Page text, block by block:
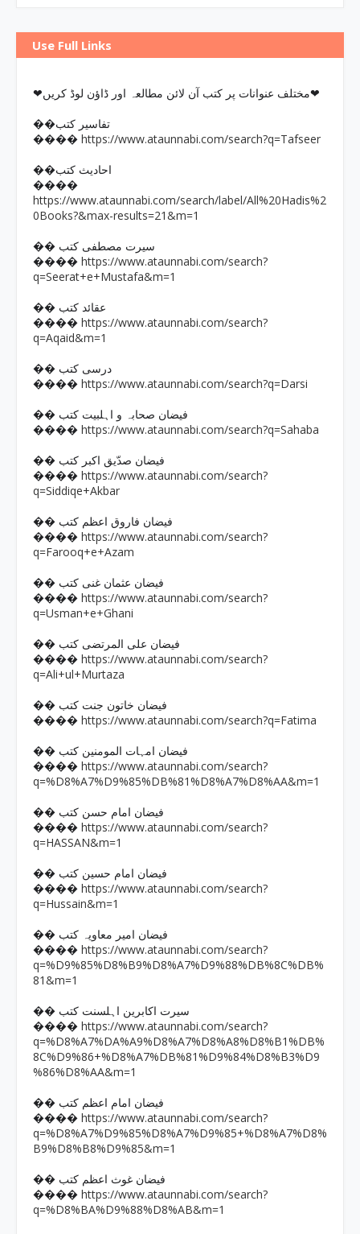
Use Full Links
❤مختلف عنوانات پر کتب آن لائن مطالعہ اور ڈاؤن لوڈ کریں❤
��تفاسیر کتب
���� https://www.ataunnabi.com/search?q=Tafseer
��احادیث کتب
����
https://www.ataunnabi.com/search/label/All%20Hadis%2
0Books?&max-results=21&m=1
�� سیرت مصطفی کتب
���� https://www.ataunnabi.com/search?
q=Seerat+e+Mustafa&m=1
�� عقائد کتب
���� https://www.ataunnabi.com/search?
q=Aqaid&m=1
�� درسی کتب
���� https://www.ataunnabi.com/search?q=Darsi
�� فیضان صحابہ و اہلبیت کتب
���� https://www.ataunnabi.com/search?q=Sahaba
�� فیضان صدّیق اکبر کتب
���� https://www.ataunnabi.com/search?
q=Siddiqe+Akbar
�� فیضان فاروق اعظم کتب
���� https://www.ataunnabi.com/search?
q=Farooq+e+Azam
�� فیضان عثمان غنی کتب
���� https://www.ataunnabi.com/search?
q=Usman+e+Ghani
�� فیضان علی المرتضی کتب
���� https://www.ataunnabi.com/search?
q=Ali+ul+Murtaza
�� فیضان خاتون جنت کتب
���� https://www.ataunnabi.com/search?q=Fatima
�� فیضان امہات المومنین کتب
���� https://www.ataunnabi.com/search?
q=%D8%A7%D9%85%DB%81%D8%A7%D8%AA&m=1
�� فیضان امام حسن کتب
���� https://www.ataunnabi.com/search?
q=HASSAN&m=1
�� فیضان امام حسین کتب
���� https://www.ataunnabi.com/search?
q=Hussain&m=1
�� فیضان امیر معاویہ کتب
���� https://www.ataunnabi.com/search?
q=%D9%85%D8%B9%D8%A7%D9%88%DB%8C%DB%
81&m=1
�� سیرت اکابرین اہلسنت کتب
���� https://www.ataunnabi.com/search?
q=%D8%A7%DA%A9%D8%A7%D8%A8%D8%B1%DB%
8C%D9%86+%D8%A7%DB%81%D9%84%D8%B3%D9
%86%D8%AA&m=1
�� فیضان امام اعظم کتب
���� https://www.ataunnabi.com/search?
q=%D8%A7%D9%85%D8%A7%D9%85+%D8%A7%D8%
B9%D8%B8%D9%85&m=1
�� فیضان غوث اعظم کتب
���� https://www.ataunnabi.com/search?
q=%D8%BA%D9%88%D8%AB&m=1